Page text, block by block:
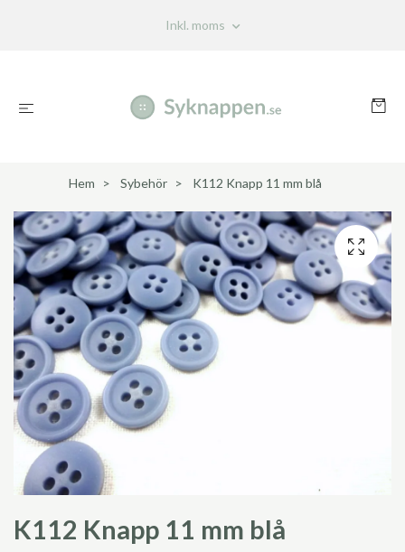
Inkl. moms
Hem Sybehör K112 Knapp 11 mm blå
K112 Knapp 11 mm blå